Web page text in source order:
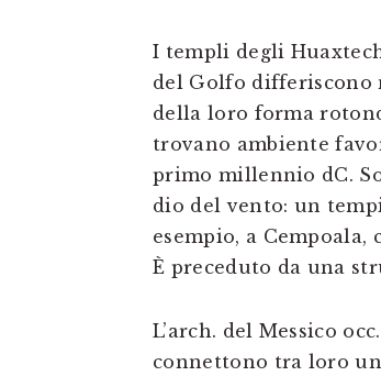
I templi degli
del Golfo differiscono
della loro forma
trovano ambiente
primo millennio dC.
dio del vento: un
esempio, a Cempoala,
È preceduto da una
L’arch. del Messico
connettono tra loro